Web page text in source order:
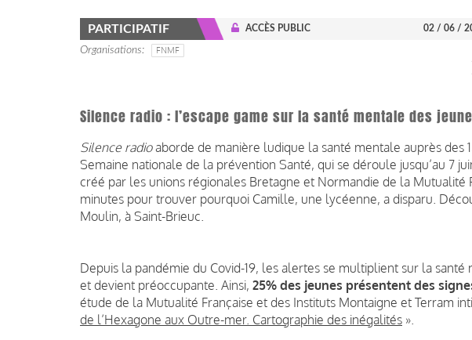
PARTICIPATIF ACCÈS PUBLIC 02 / 06 /
Organisations FNMF
Silence radio : l’escape game sur la santé mentale des
Silence radioaborde de manière ludique la santé mentale auprès des
Semaine nationale de la prévention Santé, qui se déroule jusqu’au 7
créé par les unions régionales Bretagne et Normandie de la Mutualité
minutes pour trouver pourquoi Camille, une lycéenne, a disparu.
Moulin, à Saint-Brieuc.
Depuis la pandémie du Covid-19, les alertes se multiplient sur la
et devient préoccupante. Ainsi, 25% des jeunes présentent des
étude de la Mutualité Française et des Instituts Montaigne et Terram
de l’Hexagone aux Outre-mer. Cartographie des inégalités ».